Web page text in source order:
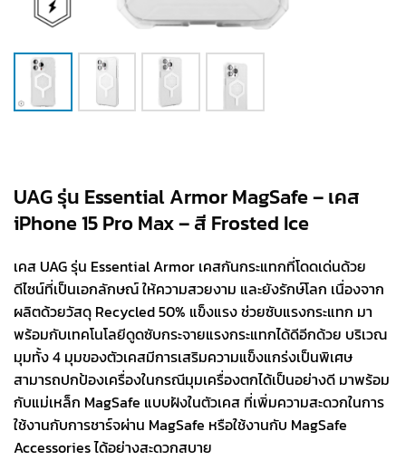
UAG รุ่น Essential Armor MagSafe – เคส
iPhone 15 Pro Max – สี Frosted Ice
เคส UAG รุ่น Essential Armor เคสกันกระแทกที่โดดเด่นด้วย
ดีไซน์ที่เป็นเอกลักษณ์ ให้ความสวยงาม และยังรักษ์โลก เนื่องจาก
ผลิตด้วยวัสดุ Recycled 50% แข็งแรง ช่วยซับแรงกระแทก มา
พร้อมกับเทคโนโลยีดูดซับกระจายแรงกระแทกได้ดีอีกด้วย บริเวณ
มุมทั้ง 4 มุมของตัวเคสมีการเสริมความแข็งแกร่งเป็นพิเศษ
สามารถปกป้องเครื่องในกรณีมุมเครื่องตกได้เป็นอย่างดี มาพร้อม
กับแม่เหล็ก MagSafe แบบฝังในตัวเคส ที่เพิ่มความสะดวกในการ
ใช้งานกับการชาร์จผ่าน MagSafe หรือใช้งานกับ MagSafe
Accessories ได้อย่างสะดวกสบาย